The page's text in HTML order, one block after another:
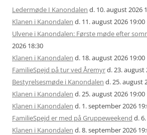
Ledermøde I Kanondalen d. 10. august 2026
Klanen i Kanondalen d. 11. august 2026 19:00
Ulvene i Kanondalen: Første møde efter
2026 18:30
Klanen i Kanondalen d. 18. august 2026 19:00
FamilieSpejd på tur ved Åremyrd. 23. august
Bestyrelsesmøde i Kanondalen d. 25. august
Klanen i Kanondalen d. 25. august 2026 19:00
Klanen i Kanondalen d. 1. september 2026
FamilieSpejd er med på Gruppeweekend d.
Klanen i Kanondalen d. 8. september 2026